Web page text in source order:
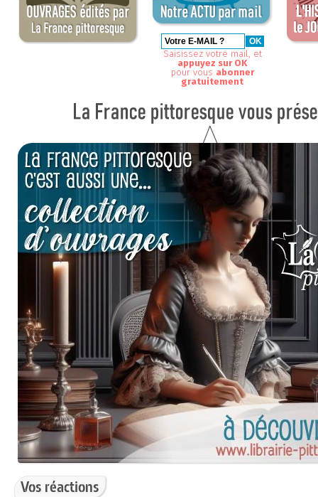
Saisissez votre mail, et
appuyez sur OK
pour vous abonner
gratuitement
Vos réactions